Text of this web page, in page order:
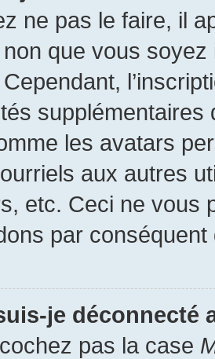
ne pas le faire, il
non que vous
les avatars
aux autres
etc. Ceci ne vous
par conséquent
je déconnecté
pas la case